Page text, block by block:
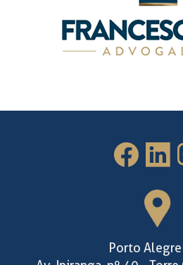
Porto Alegre